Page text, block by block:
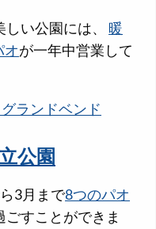
い公園には、 暖
オが一年中営業して
ランドベンド
公園
3月まで8つのパオ
すことができま